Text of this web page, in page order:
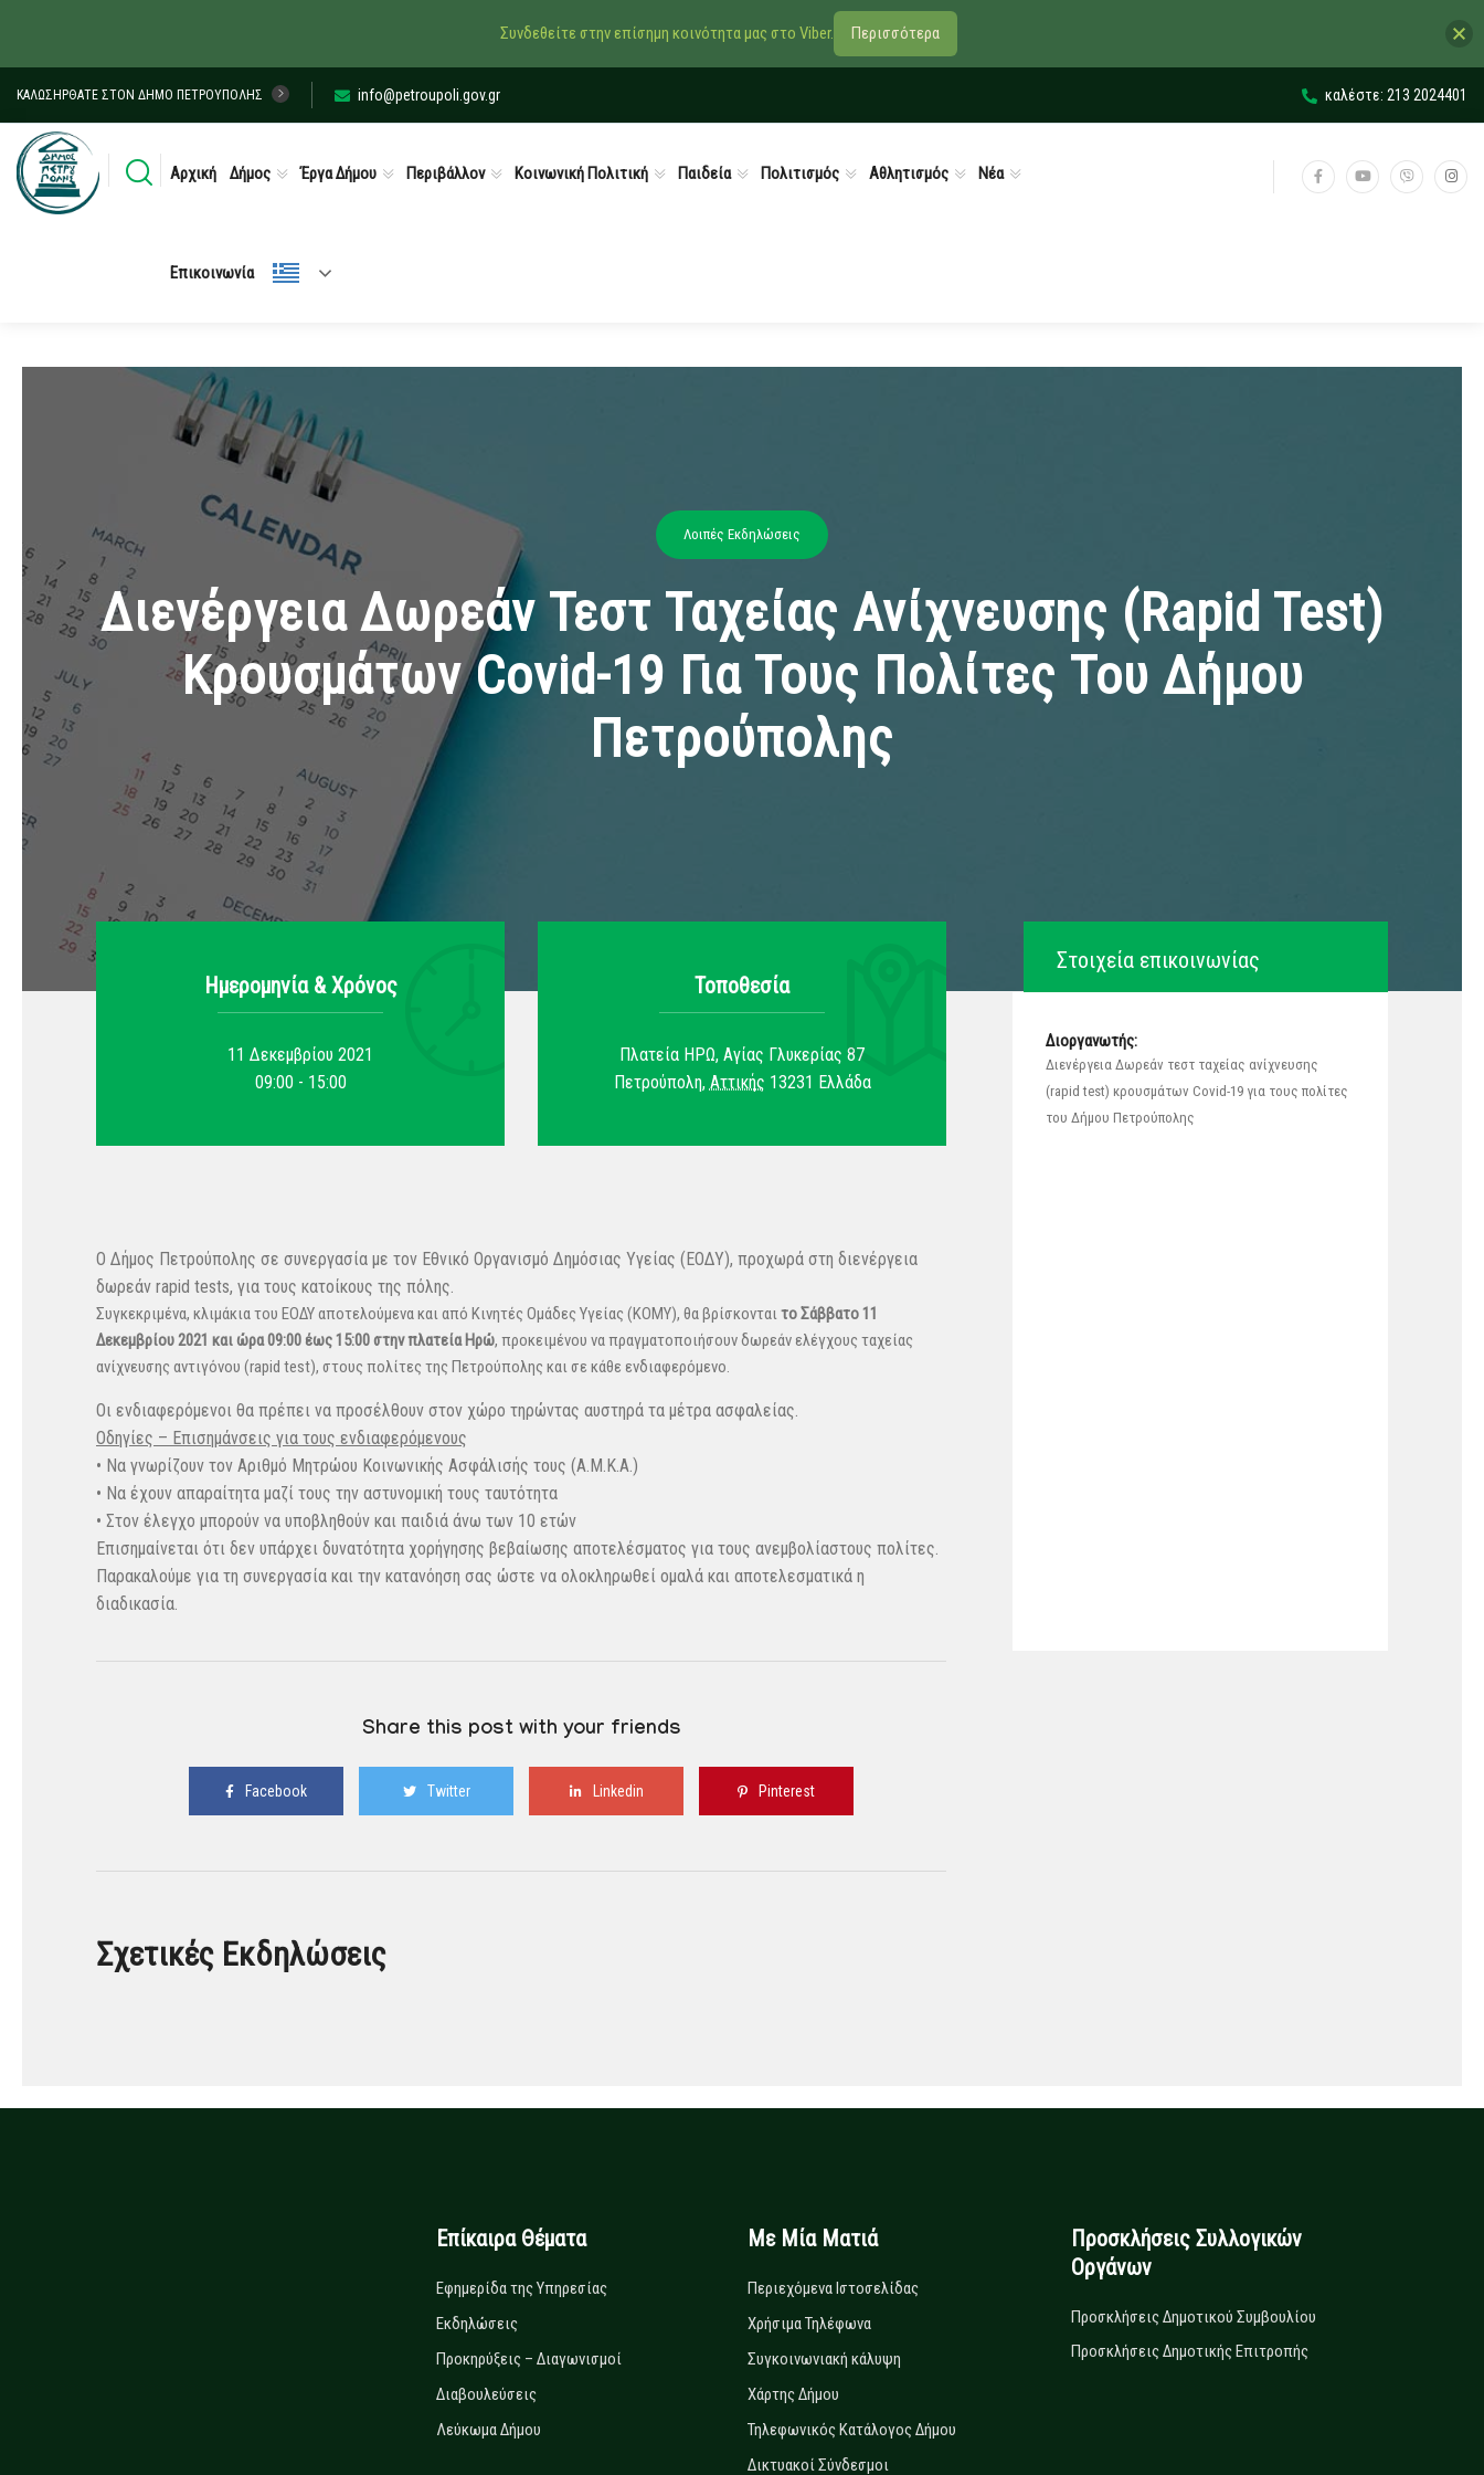
ΚΑΛΩΣΉΡΘΑΤΕ ΣΤΟΝ ΔΉΜΟ ΠΕΤΡΟΎΠΟΛΗΣ info@petroupoli.gov.gr καλέστε: 213 2024401
Αρχική Δήμος Έργα Δήμου Περιβάλλον Κοινωνική Πολιτική Παιδεία Πολιτισμός Αθλητισμός Νέα
Επικοινωνία
Λοιπές Εκδηλώσεις
Διενέργεια Δωρεάν Τεστ Ταχείας Ανίχνευσης (rapid Test)
Κρουσμάτων Covid-19 Για Τους Πολίτες Του Δήμου
Πετρούπολης
Ημερομηνία & Xρόνος
11 Δεκεμβρίου 2021
09:00 - 15:00
Τοποθεσία
Πλατεία ΗΡΩ, Αγίας Γλυκερίας 87
Πετρούπολη, Αττικής 13231 Ελλάδα
Ο Δήμος Πετρούπολης σε συνεργασία με τον Εθνικό Οργανισμό Δημόσιας Υγείας (ΕΟΔΥ), προχωρά στη διενέργεια
δωρεάν rapid tests, για τους κατοίκους της πόλης.
Συγκεκριμένα, κλιμάκια του ΕΟΔΥ αποτελούμενα και από Κινητές Ομάδες Υγείας (ΚΟΜΥ), θα βρίσκονταιτο Σάββατο 11
Δεκεμβρίου 2021 και ώρα 09:00 έως 15:00 στην πλατεία Ηρώ, προκειμένου να πραγματοποιήσουν δωρεάν ελέγχους ταχείας
ανίχνευσης αντιγόνου (rapid test), στους πολίτες της Πετρούπολης και σε κάθε ενδιαφερόμενο.
Οι ενδιαφερόμενοι θα πρέπει να προσέλθουν στον χώρο τηρώντας αυστηρά τα μέτρα ασφαλείας.
Οδηγίες – Επισημάνσεις για τους ενδιαφερόμενους
• Να γνωρίζουν τον Αριθμό Μητρώου Κοινωνικής Ασφάλισής τους (Α.Μ.Κ.Α.)
• Να έχουν απαραίτητα μαζί τους την αστυνομική τους ταυτότητα
• Στον έλεγχο μπορούν να υποβληθούν και παιδιά άνω των 10 ετών
Επισημαίνεται ότι δεν υπάρχει δυνατότητα χορήγησης βεβαίωσης αποτελέσματος για τους ανεμβολίαστους πολίτες.
Παρακαλούμε για τη συνεργασία και την κατανόηση σας ώστε να ολοκληρωθεί ομαλά και αποτελεσματικά η
διαδικασία.
Share this post with your friends
Facebook Twitter Linkedin Pinterest
Σχετικές Εκδηλώσεις
Στοιχεία επικοινωνίας
Διοργανωτής:
Διενέργεια Δωρεάν τεστ ταχείας ανίχνευσης
(rapid test) κρουσμάτων Covid-19 για τους πολίτες
του Δήμου Πετρούπολης
Επίκαιρα Θέματα
Εφημερίδα της Υπηρεσίας
Εκδηλώσεις
Προκηρύξεις – Διαγωνισμοί
Διαβουλεύσεις
Λεύκωμα Δήμου
Με Μία Ματιά
Περιεχόμενα Ιστοσελίδας
Χρήσιμα Τηλέφωνα
Συγκοινωνιακή κάλυψη
Χάρτης Δήμου
Τηλεφωνικός Κατάλογος Δήμου
Δικτυακοί Σύνδεσμοι
Προσκλήσεις Συλλογικών
Οργάνων
Προσκλήσεις Δημοτικού Συμβουλίου
Προσκλήσεις Δημοτικής Επιτροπής
Συνδεθείτε στην επίσημη κοινότητα μας στο Viber. Περισσότερα